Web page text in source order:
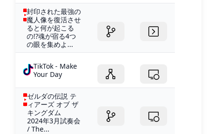
封印された最強の
魔人像を復活させ
ると何が起こる
の!?魂が宿る4つ
の眼を集めよ...
TikTok - Make
Your Day
ゼルダの伝説 テ
ィアーズ オブ ザ
キングダム
2024年3月試奏会
/ The...